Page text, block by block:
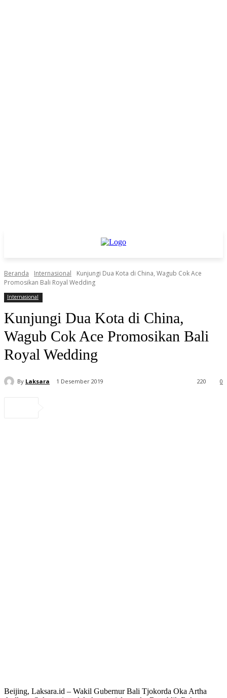
Beranda Internasional
Kunjungi Dua Kota di China, Wagub Cok Ace
Promosikan Bali Royal Wedding
Internasional
Kunjungi Dua Kota di China,
Wagub Cok Ace Promosikan Bali
Royal Wedding
By Laksara 1 Desember 2019 0
220
Beijing, Laksara.id – Wakil Gubernur Bali Tjokorda Oka Artha